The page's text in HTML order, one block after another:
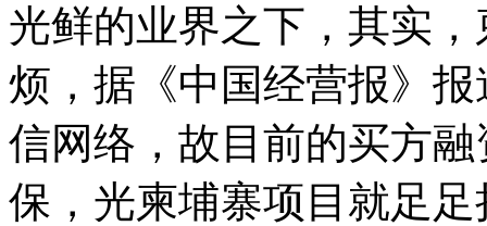
光鲜的业界之下，其实
烦，据《中国经营报》
信网络，故目前的买方
保，光柬埔寨项目就足